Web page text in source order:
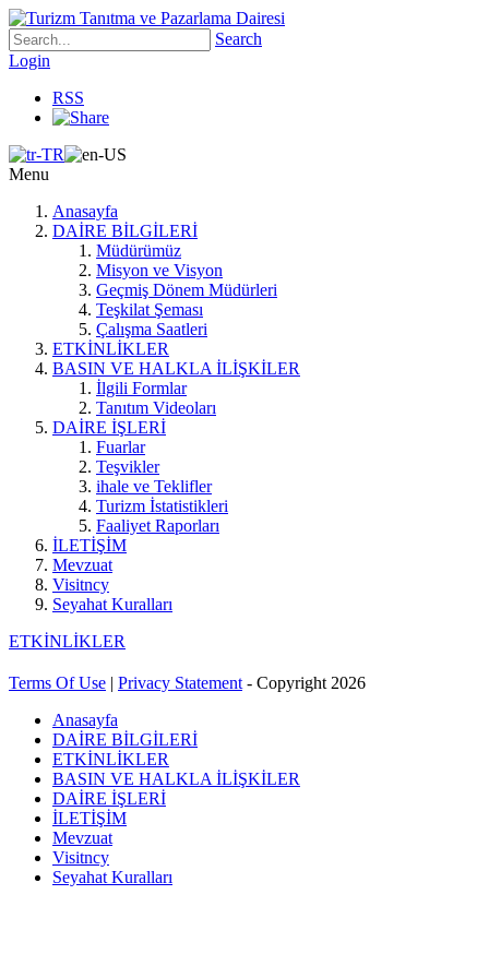
Search
Login
RSS
Menu
Anasayfa
DAİRE BİLGİLERİ
Müdürümüz
Misyon ve Visyon
Geçmiş Dönem Müdürleri
Teşkilat Şeması
Çalışma Saatleri
ETKİNLİKLER
BASIN VE HALKLA İLİŞKİLER
İlgili Formlar
Tanıtım Videoları
DAİRE İŞLERİ
Fuarlar
Teşvikler
ihale ve Teklifler
Turizm İstatistikleri
Faaliyet Raporları
İLETİŞİM
Mevzuat
Visitncy
Seyahat Kuralları
ETKİNLİKLER
Terms Of Use | Privacy Statement - Copyright 2026
Anasayfa
DAİRE BİLGİLERİ
ETKİNLİKLER
BASIN VE HALKLA İLİŞKİLER
DAİRE İŞLERİ
İLETİŞİM
Mevzuat
Visitncy
Seyahat Kuralları